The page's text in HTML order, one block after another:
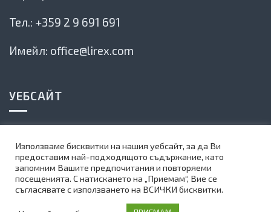
Тел.: +359 2 9 691 691
Имейл: office@lirex.com
УЕБСАЙТ
Политика на сайта
Карта на сайта
Абонирай се за нашия бюлетин
Използваме бисквитки на нашия уебсайт, за да Ви
предоставим най-подходящото съдържание, като
запомним Вашите предпочитания и повторяеми
посещенията. С натискането на „Приемам“, Вие се
съгласявате с използването на ВСИЧКИ бисквитки.